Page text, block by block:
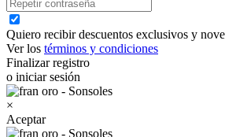
Quiero recibir descuentos exclusivos y
Ver los términos y condiciones
Finalizar registro
o iniciar sesión
×
Aceptar